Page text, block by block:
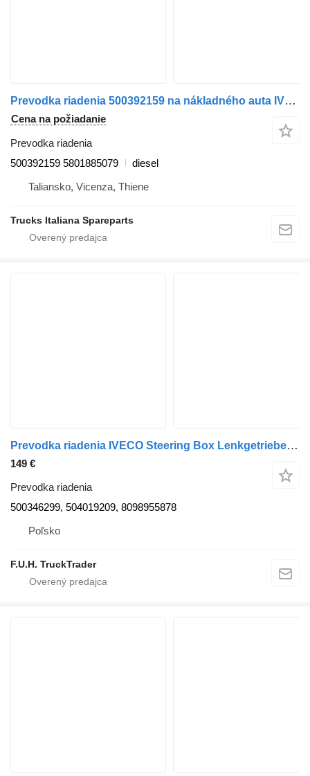
Prevodka riadenia 500392159 na nákladného auta IVECO EUROCARGO 2013>
Cena na požiadanie
Prevodka riadenia
500392159 5801885079
diesel
Taliansko, Vicenza, Thiene
Trucks Italiana Spareparts
Prevodka riadenia IVECO Steering Box Lenkgetriebe Stralis S-Way Hi-Way 6x2 Bosch RHD Rec 500346299 na nákladného auta IVECO Przekładnia Kierownicza Steering Box Lenkgetriebe Iveco Stralis S-Way Hi-Way 6x2 Bosch RHD Rechtslenker Right Hand Drive
149 €
Prevodka riadenia
500346299, 504019209, 8098955878
Poľsko
F.U.H. TruckTrader